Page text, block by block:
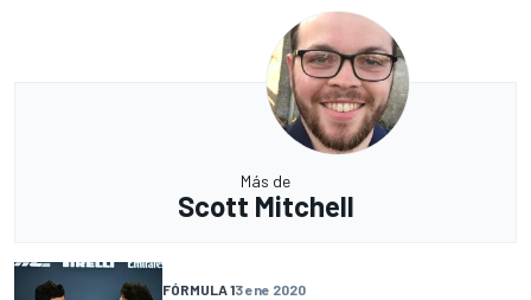
Más de
Scott Mitchell
FÓRMULA 13 ene 2020